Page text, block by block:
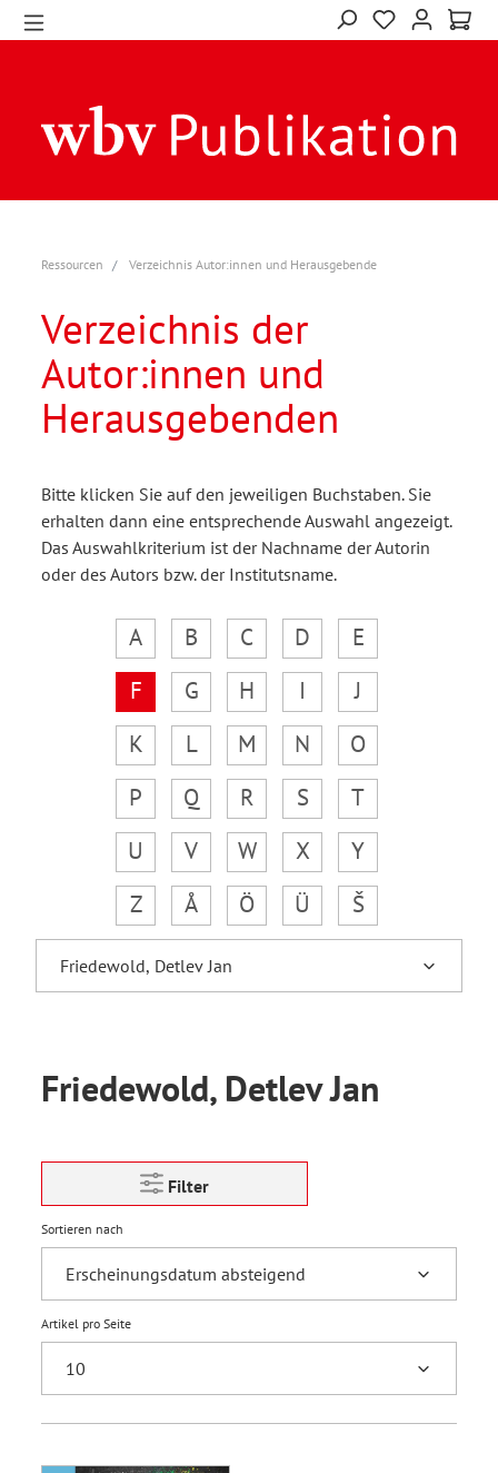
Ressourcen Verzeichnis Autor:innen und Herausgebende
Verzeichnis der
Autor:innen und
Herausgebenden
Bitte klicken Sie auf den jeweiligen Buchstaben. Sie
erhalten dann eine entsprechende Auswahl angezeigt.
Das Auswahlkriterium ist der Nachname der Autorin
oder des Autors bzw. der Institutsname.
A B C D
E
F
G H I
J
K
L M N
O
P
Q R S
T
U
V W X
Y
Z
Å Ö Ü Š
Friedewold, Detlev Jan
Filter
Sortieren nach
Artikel pro Seite